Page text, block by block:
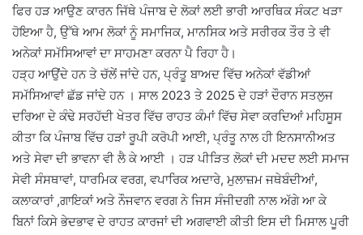
ਫਿਰ ਹੜ ਆਉਣ ਕਾਰਨ ਜਿੱਥੇ ਪੰਜਾਬ ਦੇ ਲੋਕਾਂ ਲਈ ਭਾਰੀ ਆਰਥਿਕ ਸੰਕਟ ਖੜਾ
ਹੋਇਆ ਹੈ, ਉੱਥੇ ਆਮ ਲੋਕਾਂ ਨੂੰ ਸਮਾਜਿਕ, ਮਾਨਸਿਕ ਅਤੇ ਸਰੀਰਕ ਤੌਰ ਤੇ ਵੀ
ਅਨੇਕਾਂ ਸਮੱਸਿਆਵਾਂ ਦਾ ਸਾਹਮਣਾ ਕਰਨਾ ਪੈ ਰਿਹਾ ਹੈ।
ਹੜ੍ਹ ਆਉਂਦੇ ਹਨ ਤੇ ਚੱਲੇਂ ਜਾਂਦੇ ਹਨ, ਪ੍ਰੰਤੂ ਬਾਅਦ ਵਿੱਚ ਅਨੇਕਾਂ ਵੱਡੀਆਂ
ਸਮੱਸਿਆਵਾਂ ਛੱਡ ਜਾਂਦੇ ਹਨ । ਸਾਲ 2023 ਤੇ 2025 ਦੇ ਹੜਾਂ ਦੌਰਾਨ ਸਤਲੁਜ
ਦਰਿਆ ਦੇ ਕੰਢੇ ਸਰਹੱਦੀ ਖੇਤਰ ਵਿੱਚ ਰਾਹਤ ਕੰਮਾਂ ਵਿੱਚ ਸੇਵਾ ਕਰਦਿਆਂ ਮਹਿਸੂਸ
ਕੀਤਾ ਕਿ ਪੰਜਾਬ ਵਿੱਚ ਹੜਾਂ ਰੂਪੀ ਕਰੋਪੀ ਆਈ, ਪ੍ਰੰਤੂ ਨਾਲ ਹੀ ਇਨਸਾਨੀਅਤ
ਅਤੇ ਸੇਵਾ ਦੀ ਭਾਵਨਾ ਵੀ ਲੈ ਕੇ ਆਈ । ਹੜ ਪੀੜਿਤ ਲੋਕਾਂ ਦੀ ਮਦਦ ਲਈ ਸਮਾਜ
ਸੇਵੀ ਸੰਸਥਾਵਾਂ, ਧਾਰਮਿਕ ਵਰਗ, ਵਪਾਰਿਕ ਅਦਾਰੇ, ਮੁਲਾਜ਼ਮ ਜਥੇਬੰਦੀਆਂ,
ਕਲਾਕਾਰਾਂ ,ਗਾਇਕਾਂ ਅਤੇ ਨੌਜਵਾਨ ਵਰਗ ਨੇ ਜਿਸ ਸੰਜੀਦਗੀ ਨਾਲ ਅੱਗੇ ਆ ਕੇ
ਬਿਨਾਂ ਕਿਸੇ ਭੇਦਭਾਵ ਦੇ ਰਾਹਤ ਕਾਰਜਾਂ ਦੀ ਅਗਵਾਈ ਕੀਤੀ ਇਸ ਦੀ ਮਿਸਾਲ ਪੂਰੀ